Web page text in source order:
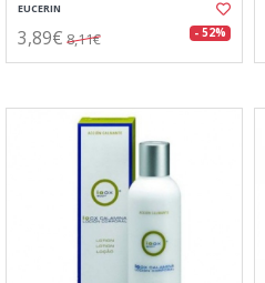
EUCERIN
3,89€ 8,11€ - 52%